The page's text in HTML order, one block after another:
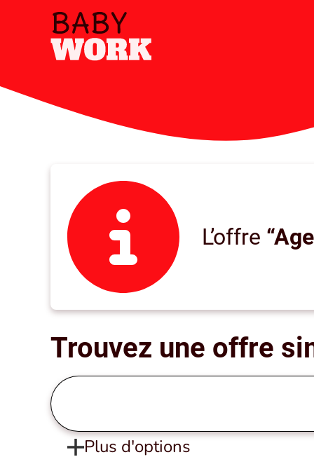
L’offre
Trouvez une offre
Plus d'options